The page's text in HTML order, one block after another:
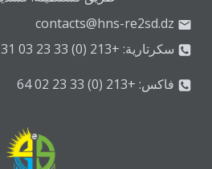
contacts@hns-re2sd.dz
سكرتارية: +213 (0) 33 23 03 31
فاكس: +213 (0) 33 23 02 64